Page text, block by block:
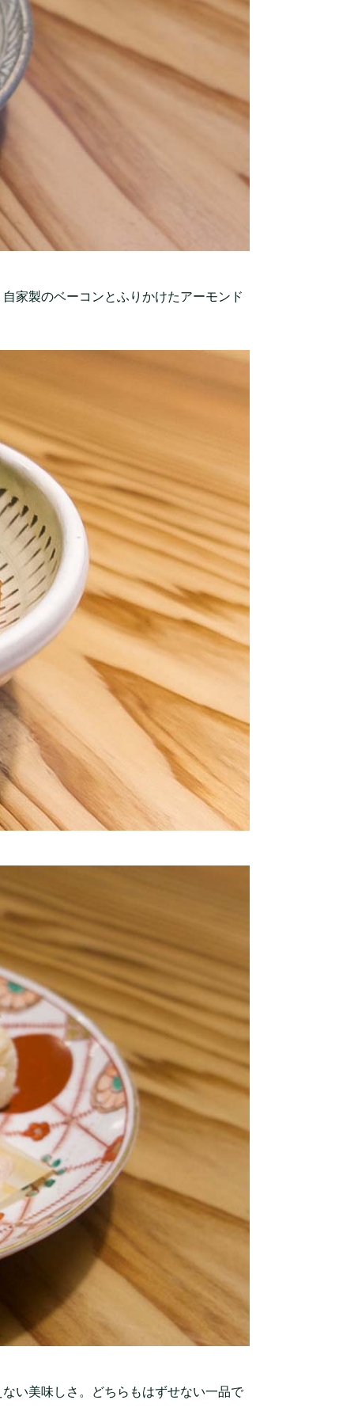
家製のベーコンとふりかけたアーモンド
い美味しさ。どちらもはずせない一品で